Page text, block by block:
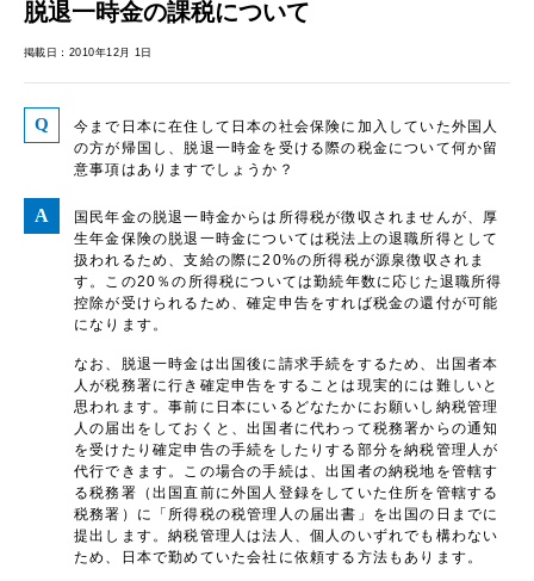
脱退一時金の課税について
掲載日：2010年12月 1日
今まで日本に在住して日本の社会保険に加入していた外国人
の方が帰国し、脱退一時金を受ける際の税金について何か留
意事項はありますでしょうか？
国民年金の脱退一時金からは所得税が徴収されませんが、厚
生年金保険の脱退一時金については税法上の退職所得として
扱われるため、支給の際に20%の所得税が源泉徴収されま
す。この20％の所得税については勤続年数に応じた退職所得
控除が受けられるため、確定申告をすれば税金の還付が可能
になります。
なお、脱退一時金は出国後に請求手続をするため、出国者本
人が税務署に行き確定申告をすることは現実的には難しいと
思われます。事前に日本にいるどなたかにお願いし納税管理
人の届出をしておくと、出国者に代わって税務署からの通知
を受けたり確定申告の手続をしたりする部分を納税管理人が
代行できます。この場合の手続は、出国者の納税地を管轄す
る税務署（出国直前に外国人登録をしていた住所を管轄する
税務署）に「所得税の税管理人の届出書」を出国の日までに
提出します。納税管理人は法人、個人のいずれでも構わない
ため、日本で勤めていた会社に依頼する方法もあります。